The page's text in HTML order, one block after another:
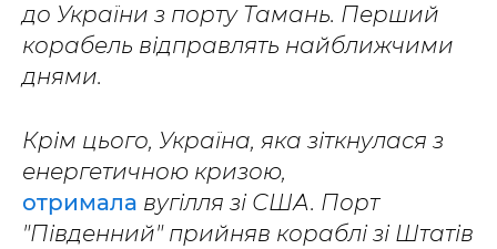
до України з порту Тамань. Перший
корабель відправлять найближчими
днями.
Крім цього, Україна, яка зіткнулася з
енергетичною кризою,
отримала вугілля зі США. Порт
"Південний" прийняв кораблі зі Штатів